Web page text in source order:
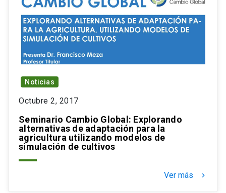
Noticias
Octubre 2, 2017
Seminario Cambio Global: Explorando
alternativas de adaptación para la
agricultura utilizando modelos de
simulación de cultivos
Ver más keyboard_arrow_right